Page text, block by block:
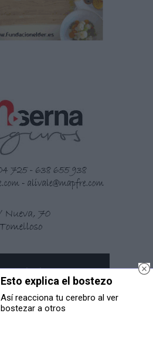
Esto explica el bostezo
Así reacciona tu cerebro al ver
bostezar a otros